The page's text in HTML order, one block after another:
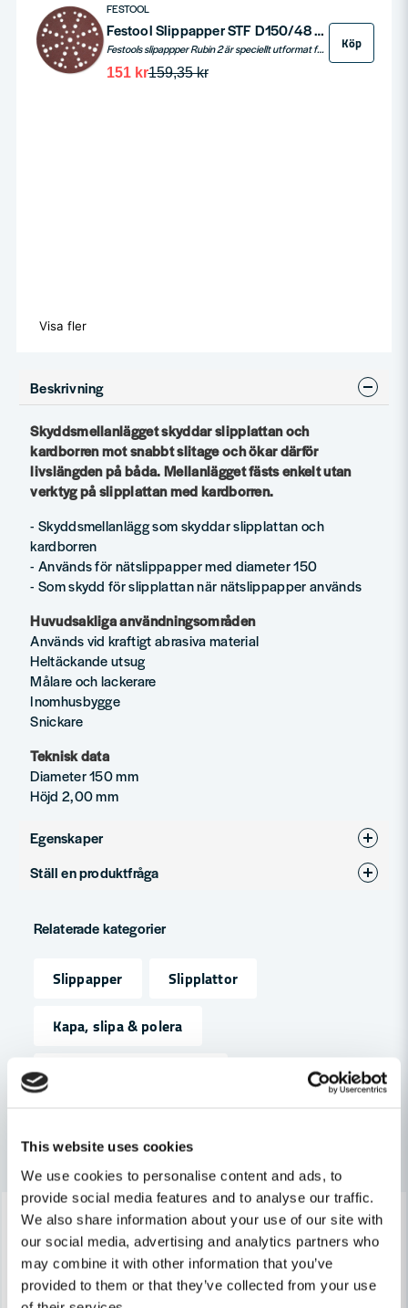
This website uses cookies
We use cookies to personalise content and ads, to
provide social media features and to analyse our traffic.
We also share information about your use of our site with
our social media, advertising and analytics partners who
may combine it with other information that you’ve
provided to them or that they’ve collected from your use
FESTOOL
Festool Slippapper STF D150/48 RU2/10 Rubin 2
Festools slipappper Rubin 2 är speciellt utformat för att effektivt slipa trä. Det används för allt från mellan- till slutslipning och förberedande slipning inför lackering, inoljning och vaxning. Finns i många kornstorlekar (P 40-220).
159,35 kr
151 kr
Köp
Visa fler
Beskrivning
Skyddsmellanlägget skyddar slipplattan och
kardborren mot snabbt slitage och ökar därför
livslängden på båda. Mellanlägget fästs enkelt utan
verktyg på slipplattan med kardborren.
- Skyddsmellanlägg som skyddar slipplattan och
kardborren
- Används för nätslippapper med diameter 150
- Som skydd för slipplattan när nätslippapper används
Huvudsakliga användningsområden
Används vid kraftigt abrasiva material
Heltäckande utsug
Målare och lackerare
Inomhusbygge
Snickare
Teknisk data
Diameter 150 mm
Höjd 2,00 mm
Egenskaper
Produkttyp
Ställ en produktfråga
Fråga oss något om denna produkten...
Namn
emailMejladress
Ja, ni får publicera min fråga
Relaterade kategorier
Slippapper
Slipplattor
Kapa, slipa & polera
Andra produkter i kategorin
-11% -13%